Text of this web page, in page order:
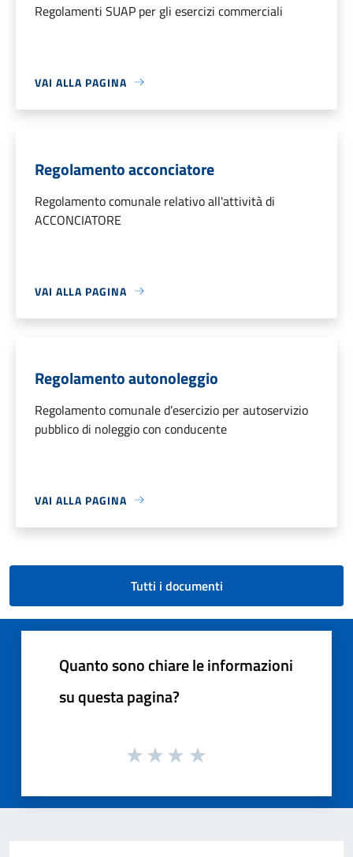
Regolamenti SUAP per gli esercizi commerciali
VAI ALLA PAGINA
Regolamento acconciatore
Regolamento comunale relativo all'attività di
ACCONCIATORE
VAI ALLA PAGINA
Regolamento autonoleggio
Regolamento comunale d’esercizio per autoservizio
pubblico di noleggio con conducente
VAI ALLA PAGINA
Tutti i documenti
Quanto sono chiare le informazioni
su questa pagina?